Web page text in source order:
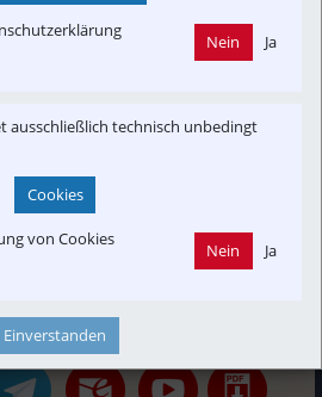
Fachbeitrag
| Studien | Statistik
POI Strecken-Portrait
Verkehrspolitik
Nein Ja
ausschließlich technisch unbedingt
Cookies
von Cookies
Nein Ja
Einverstanden